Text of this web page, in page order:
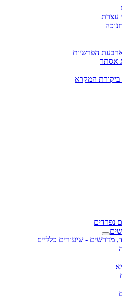
עצרת
הפרשיות
אסתר
ביקורת המקרא
נפרדים
מדרשים - שיעורים כלליים